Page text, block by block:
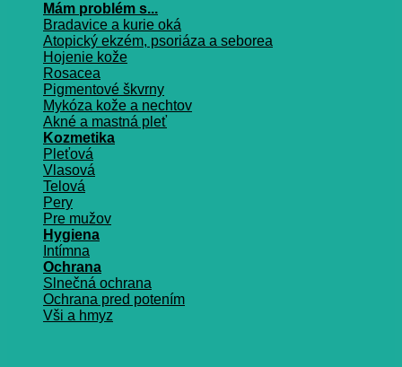
Mám problém s...
Bradavice a kurie oká
Atopický ekzém, psoriáza a seborea
Hojenie kože
Rosacea
Pigmentové škvrny
Mykóza kože a nechtov
Akné a mastná pleť
Kozmetika
Pleťová
Vlasová
Telová
Pery
Pre mužov
Hygiena
Intímna
Ochrana
Slnečná ochrana
Ochrana pred potením
Vši a hmyz